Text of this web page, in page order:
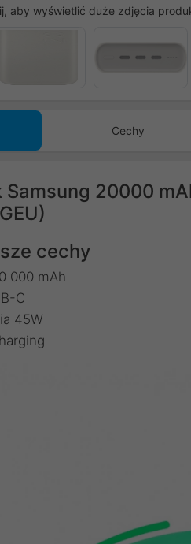
aby wyświetlić duże zdjęcia
Cechy
Samsung 20000
cechy
000 mAh
C
45W